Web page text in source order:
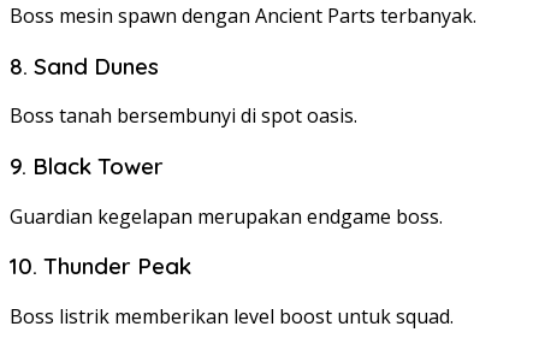
Boss mesin spawn dengan Ancient Parts terbanyak.
8. Sand Dunes
Boss tanah bersembunyi di spot oasis.
9. Black Tower
Guardian kegelapan merupakan endgame boss.
10. Thunder Peak
Boss listrik memberikan level boost untuk squad.